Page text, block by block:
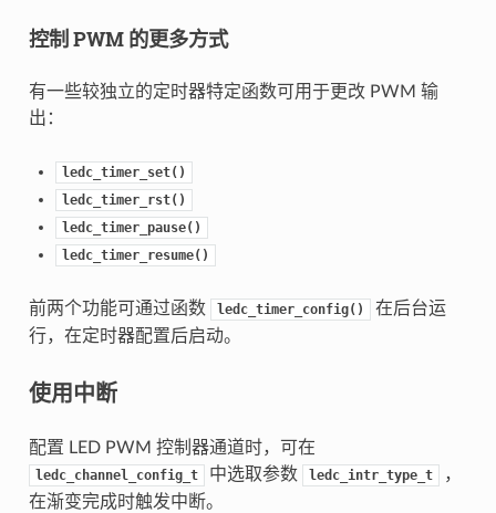
控制 PWM 的更多方式
有一些较独立的定时器特定函数可用于更改 PWM 输
出：
ledc_timer_set()
ledc_timer_rst()
ledc_timer_pause()
ledc_timer_resume()
前两个功能可通过函数 ledc_timer_config()
在后台运
行，在定时器配置后启动。
使用中断
配置 LED PWM 控制器通道时，可在
ledc_channel_config_t 中选取参数 ledc_intr_type_t
，
在渐变完成时触发中断。